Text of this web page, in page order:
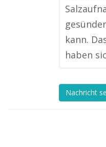
kann.
haben
Nachricht